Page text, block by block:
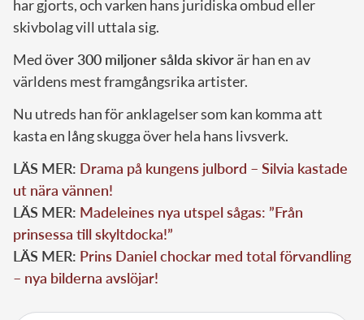
har gjorts, och varken hans juridiska ombud eller
skivbolag vill uttala sig.
Medöver 300 miljoner sålda skivorär han en av
världens mest framgångsrika artister.
Nu utreds han för anklagelser som kan komma att
kasta en lång skugga över hela hans livsverk.
LÄS MER: Drama på kungens julbord – Silvia kastade
ut nära vännen!
LÄS MER: Madeleines nya utspel sågas: ”Från
prinsessa till skyltdocka!”
LÄS MER: Prins Daniel chockar med total förvandling
– nya bilderna avslöjar!